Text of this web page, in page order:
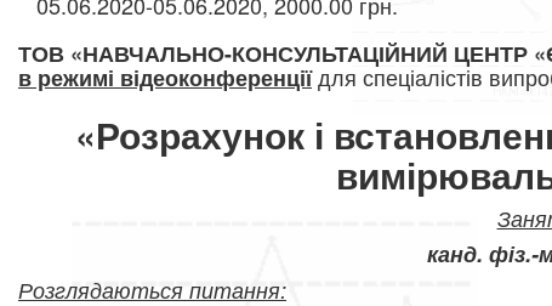
ТОВ «НАВЧАЛЬНО-КОНСУЛЬТАЦІЙНИЙ ЦЕНТР
в режимі відеоконференціїдля спеціалістів
«Розрахунок і
канд.
Розглядаються питання: